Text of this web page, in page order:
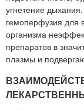
угнетение
гемоперфузия для
организма
препаратов в
плазмы и